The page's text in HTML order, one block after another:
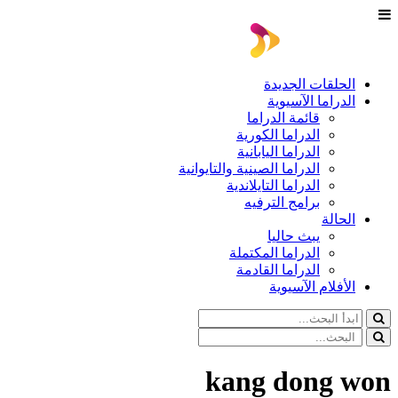
الحلقات الجديدة
الدراما الآسيوية
قائمة الدراما
الدراما الكورية
الدراما اليابانية
الدراما الصينية والتايوانية
الدراما التايلاندية
برامج الترفيه
الحالة
يبث حاليا
الدراما المكتملة
الدراما القادمة
الأفلام الآسيوية
kang dong won